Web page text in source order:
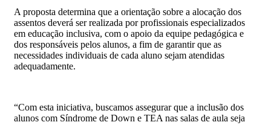
A proposta determina que a orientação sobre a alocação dos
assentos deverá ser realizada por profissionais especializados
em educação inclusiva, com o apoio da equipe pedagógica e
dos responsáveis pelos alunos, a fim de garantir que as
necessidades individuais de cada aluno sejam atendidas
adequadamente.
“Com esta iniciativa, buscamos assegurar que a inclusão dos
alunos com Síndrome de Down e TEA nas salas de aula seja